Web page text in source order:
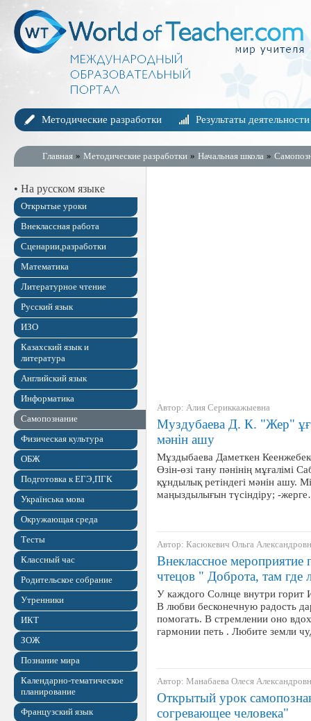
Методические разработки Результаты деятельности
Главная » Методические разработки » Начальная школа »
• На русском языке
Открытые уроки
Внеклассная работа
Сценарии,разработки
Математика
Литературное чтение
Русский язык
ИЗО
Казахский язык и
литература
Английский язык
Информатика
Самопознание
Физическая культура
ОБЖ
Подготовка к ЕГЭ,ПГК
Українська мова
Окружающая среда
Тесты
Классный час
Родительское собрание
Утренники
ИКТ
ЗОЖ
Познание мира
Календарно-тематическое
планирование
Французский язык
Автор: Алия Сериккажыевна
Муздубаева Д. К. "Жер"
мәнін ашу
Мұздыбаева Даметкен
Өзін-өзі тану пәнінің
құндылық ретіндегі мәнін ашу.
маңыздылығын түсіндіру; -
Автор: Касюкевич Ольга
Внеклассное
чтецов " Доброта, там где
У каждого Солнце внутри горит
В любви бесконечную радость
помогать. В стремлении оно
гармонии петь . Любите земли
Автор: Манабаева Олеся
Открытый урок
согревающее человека"